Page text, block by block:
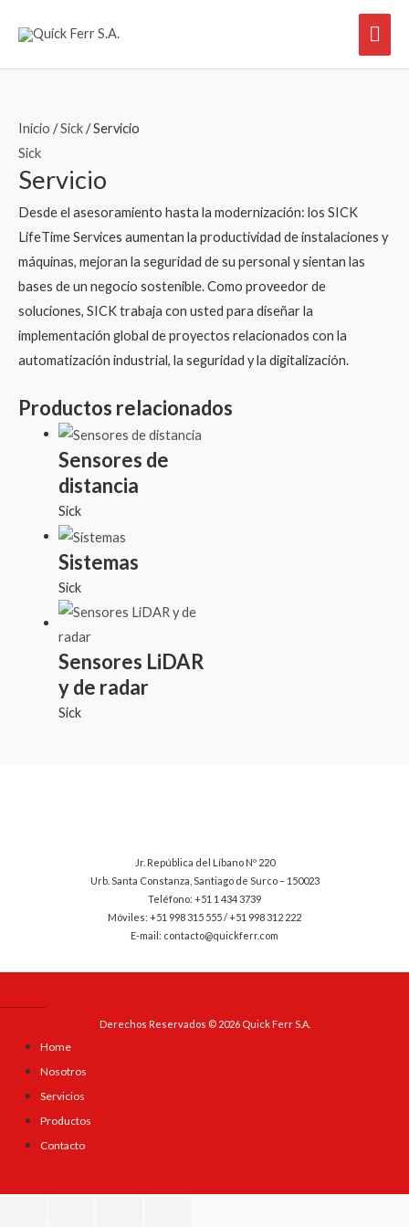
Inicio /Sick/ Servicio
Sick
Servicio
Desde el asesoramiento hasta la modernización: los SICK
LifeTime Services aumentan la productividad de instalaciones y
máquinas, mejoran la seguridad de su personal y sientan las
bases de un negocio sostenible. Como proveedor de
soluciones, SICK trabaja con usted para diseñar la
implementación global de proyectos relacionados con la
automatización industrial, la seguridad y la digitalización.
Productos relacionados
Sensores de
distancia
Sick
Sistemas
Sick
Sensores LiDAR
y de radar
Sick
Jr. República del Líbano Nº 220
Urb. Santa Constanza, Santiago de Surco – 150023
Teléfono: +51 1 434 3739
Móviles: +51 998 315 555 / +51 998 312 222
E-mail: contacto@quickferr.com
Derechos Reservados © 2026 Quick Ferr S.A.
Home
Nosotros
Servicios
Productos
Contacto